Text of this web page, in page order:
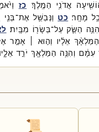
אֲדֹנִ֥י הַמֶּֽלֶךְ׃ כז
מָחָֽר׃ כט וַנְּבַשֵּׁ֥ל אֶת־בְּנִ֖י
הַשַּׂ֛ק עַל־בְּשָׂר֖וֹ מִבָּֽיִת׃
הַמַּלְאָ֨ךְ אֵלָ֜יו וְה֣וּא ׀ אָמַ֣ר
עִמָּ֔ם וְהִנֵּ֥ה הַמַּלְאָ֖ךְ יֹרֵ֣ד
📜